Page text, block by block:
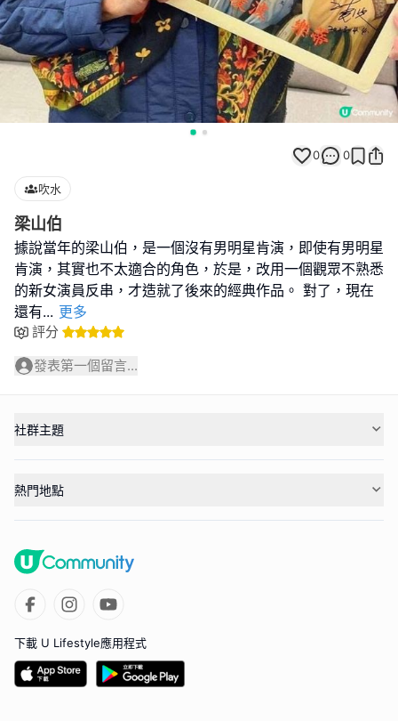
0 0
吹水
梁山伯
據說當年的梁山伯，是一個沒有男明星肯演，即使有男明星
肯演，其實也不太適合的角色，於是，改用一個觀眾不熟悉
的新女演員反串，才造就了後來的經典作品。 對了，現在
還有... 更多
評分
發表第一個留言...
社群主題
熱門地點
下載 U Lifestyle應用程式